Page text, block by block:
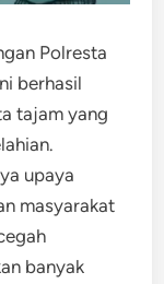
Polresta
berhasil
tajam yang
upaya
masyarakat
banyak